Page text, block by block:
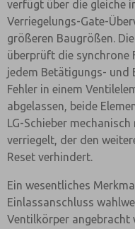
verfügt über die gleiche
Verriegelungs-Gate-
größeren Baugrößen.
überprüft die synchrone
jedem Betätigungs- und
Fehler in einem
abgelassen, beide
LG-Schieber
verriegelt, der den
Reset verhindert.
Ein wesentliches
Einlassanschluss
Ventilkörper angebracht